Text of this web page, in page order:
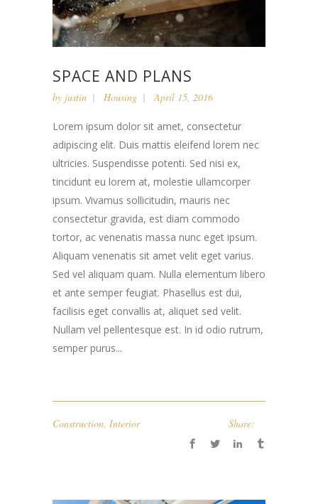
SPACE AND PLANS
by justin Housing April 15, 2016
Lorem ipsum dolor sit amet, consectetur
adipiscing elit. Duis mattis eleifend lorem nec
ultricies. Suspendisse potenti. Sed nisi ex,
tincidunt eu lorem at, molestie ullamcorper
ipsum. Vivamus sollicitudin, mauris nec
consectetur gravida, est diam commodo
tortor, ac venenatis massa nunc eget ipsum.
Aliquam venenatis sit amet velit eget varius.
Sed vel aliquam quam. Nulla elementum libero
et ante semper feugiat. Phasellus est dui,
facilisis eget convallis at, aliquet sed velit.
Nullam vel pellentesque est. In id odio rutrum,
semper purus...
Construction, Interior Share: